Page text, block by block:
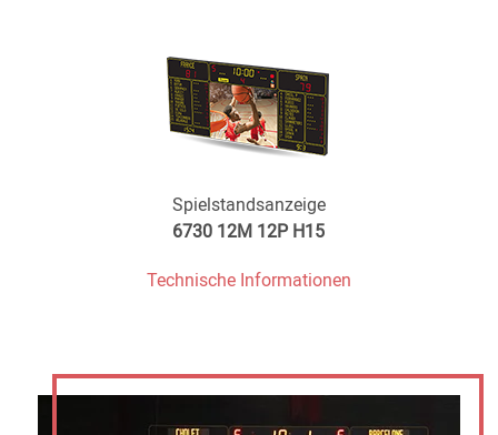
Spielstandsanzeige
6730 12M 12P H15
Technische Informationen